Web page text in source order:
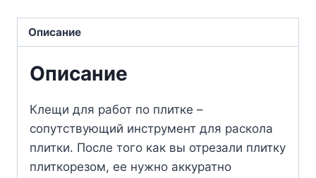
Описание
Описание
Клещи для работ по плитке –
сопутствующий инструмент для раскола
плитки. После того как вы отрезали плитку
плиткорезом, ее нужно аккуратно